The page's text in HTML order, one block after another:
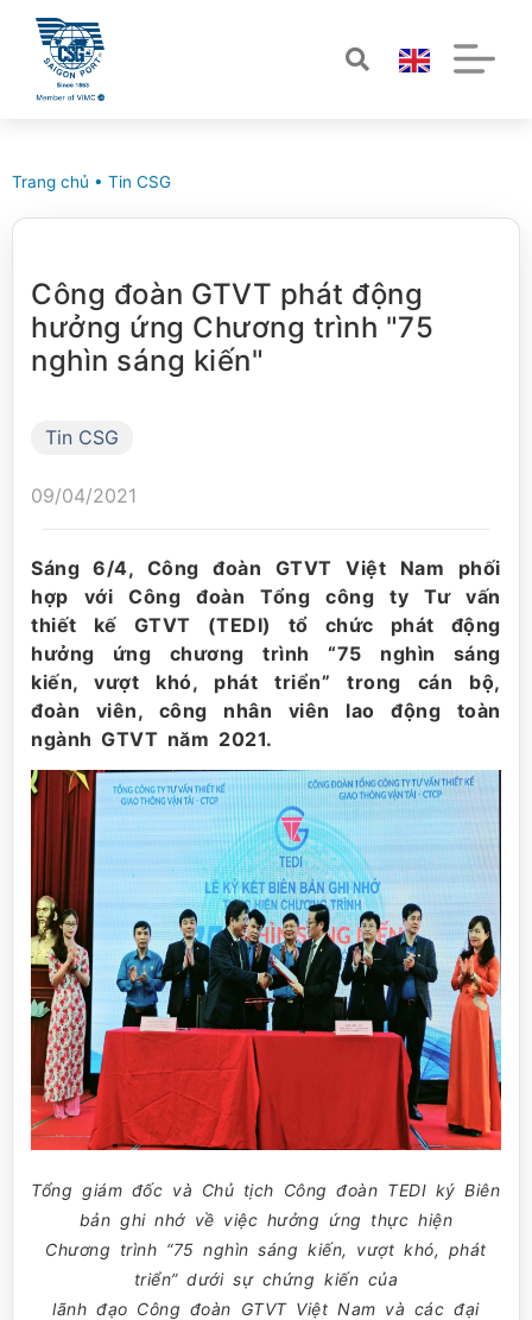
Trang chủ • Tin CSG
Công đoàn GTVT phát động
hưởng ứng Chương trình "75
nghìn sáng kiến"
Tin CSG
09/04/2021
Sáng 6/4, Công đoàn GTVT Việt Nam phối
hợp với Công đoàn Tổng công ty Tư vấn
thiết kế GTVT (TEDI) tổ chức phát động
hưởng ứng chương trình “75 nghìn sáng
kiến, vượt khó, phát triển” trong cán bộ,
đoàn viên, công nhân viên lao động toàn
ngành GTVT năm 2021.
Tổng giám đốc và Chủ tịch Công đoàn TEDI ký Biên
bản ghi nhớ về việc hưởng ứng thực hiện
Chương trình “75 nghìn sáng kiến, vượt khó, phát
triển” dưới sự chứng kiến của
lãnh đạo Công đoàn GTVT Việt Nam và các đại